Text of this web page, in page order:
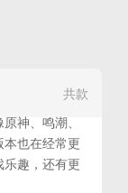
共款
神、鸣潮、
本也在经常更
乐趣，还有更